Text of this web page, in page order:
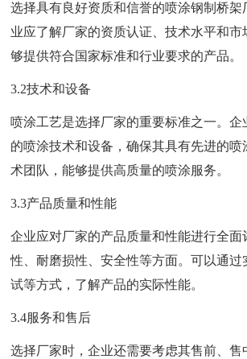
选择具有良好资质和信誉的喷涂钢制桥架
业应了解厂家的资质认证、技术水平和市
够提供符合国家标准和行业要求的产品。
3.2技术和设备
喷涂工艺是选择厂家的重要标准之一。企
的喷涂技术和设备，确保其具有先进的喷
术团队，能够提供高质量的喷涂服务。
3.3产品质量和性能
企业应对厂家的产品质量和性能进行全面
性、耐磨损性、安全性等方面。可以通过
试等方式，了解产品的实际性能。
3.4服务和售后
选择厂家时，企业还需要考虑其售前、售